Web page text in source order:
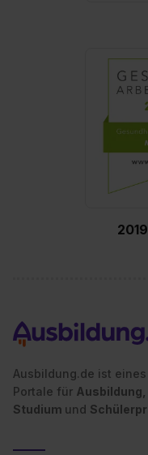
angemessenes
kannst die von dir
die Zukunft ganz oder
Einstellungen“
einzelnen Cookies
Weitere Informationen:
Ausbildung.de ist
Portale für
Studium und